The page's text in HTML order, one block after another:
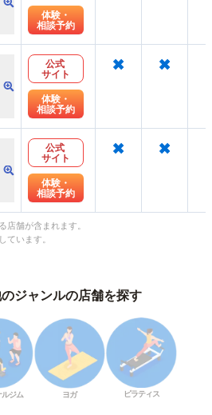
体験・
相談予約
公式
サイト
体験・
相談予約
× ×
公式
サイト
体験・
相談予約
× ×
舗が含まれます。
ています。
ジャンルの店舗を探す
ジム ヨガ ピラティス